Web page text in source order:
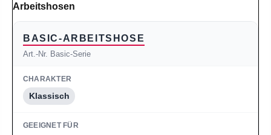
Arbeitshosen
BASIC-ARBEITSHOSE
Art.-Nr. Basic-Serie
Klassisch